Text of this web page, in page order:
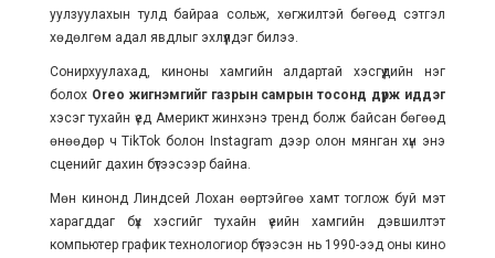
уулзуулахын тулд байраа сольж, хөгжилтэй бөгөөд сэтгэл
хөдөлгөм адал явдлыг эхлүүлдэг билээ.
Сонирхуулахад, киноны хамгийн алдартай хэсгүүдийн нэг
болох Oreo жигнэмгийг газрын самрын тосонд дүрж иддэг
хэсэг тухайн үед Америкт жинхэнэ тренд болж байсан бөгөөд
өнөөдөр ч TikTok болон Instagram дээр олон мянган хүн энэ
сценийг дахин бүтээсээр байна.
Мөн кинонд Линдсей Лохан өөртэйгөө хамт тоглож буй мэт
харагддаг бүх хэсгийг тухайн үеийн хамгийн дэвшилтэт
компьютер график технологиор бүтээсэн нь 1990-ээд оны кино